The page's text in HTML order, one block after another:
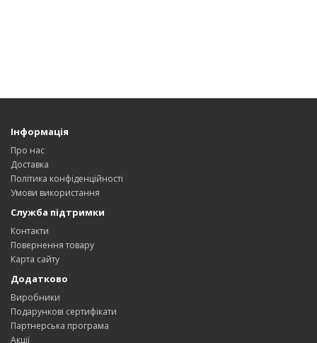
Інформація
Про нас
Доставка
Політика конфіденційності
Умови використання
Служба підтримки
Контакти
Повернення товару
Карта сайту
Додатково
Виробники
Подарункові сертифікати
Партнерська програма
Акції